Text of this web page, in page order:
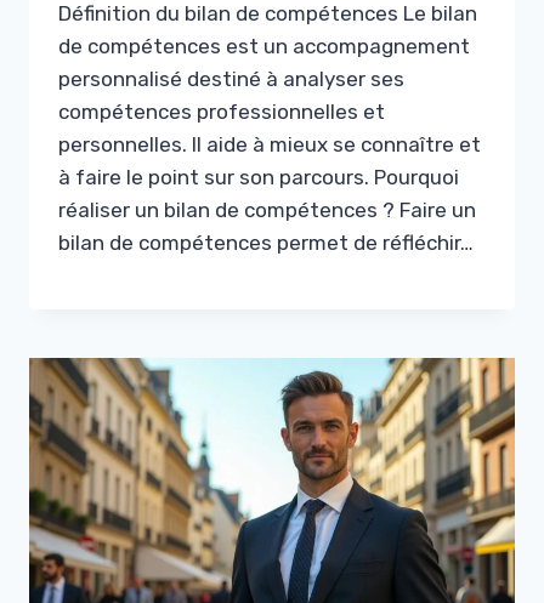
Définition du bilan de compétences Le bilan
de compétences est un accompagnement
personnalisé destiné à analyser ses
compétences professionnelles et
personnelles. Il aide à mieux se connaître et
à faire le point sur son parcours. Pourquoi
réaliser un bilan de compétences ? Faire un
bilan de compétences permet de réfléchir…